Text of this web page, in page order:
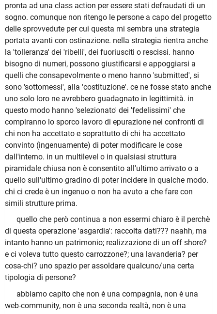
pronta ad una class action per essere stati defraudati di un
sogno. comunque non ritengo le persone a capo del progetto
delle sprovvedute per cui questa mi sembra una strategia
portata avanti con ostinazione. nella strategia rientra anche
la 'tolleranza' dei 'ribelli', dei fuoriusciti o rescissi. hanno
bisogno di numeri, possono giustificarsi e appoggiarsi a
quelli che consapevolmente o meno hanno 'submitted', si
sono 'sottomessi', alla 'costituzione'. ce ne fosse stato anche
uno solo loro ne avrebbero guadagnato in legittimità. in
questo modo hanno 'selezionato' dei 'fedelissimi' che
compiranno lo sporco lavoro di epurazione nei confronti di
chi non ha accettato e soprattutto di chi ha accettato
convinto (ingenuamente) di poter modificare le cose
dall'interno. in un multilevel o in qualsiasi struttura
piramidale chiusa non è consentito all'ultimo arrivato o a
quello sull'ultimo gradino di poter incidere in qualche modo.
chi ci crede è un ingenuo o non ha avuto a che fare con
simili strutture prima.
quello che però continua a non essermi chiaro è il perchè
di questa operazione 'asgardia': raccolta dati??? naahh, ma
intanto hanno un patrimonio; realizzazione di un off shore?
e ci voleva tutto questo carrozzone?; una lavanderia? per
cosa-chi? uno spazio per assoldare qualcuno/una certa
tipologia di persone?
abbiamo capito che non è una compagnia, non è una
web-community, non è una seconda realtà, non è una